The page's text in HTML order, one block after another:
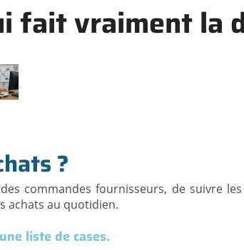
fait vraiment la
?
commandes fournisseurs, de suivre
achats au quotidien.
liste de cases.